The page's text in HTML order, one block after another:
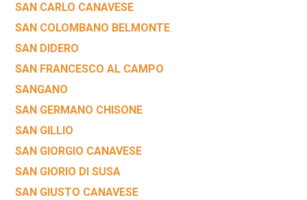
SAN CARLO CANAVESE
SAN COLOMBANO BELMONTE
SAN DIDERO
SAN FRANCESCO AL CAMPO
SANGANO
SAN GERMANO CHISONE
SAN GILLIO
SAN GIORGIO CANAVESE
SAN GIORIO DI SUSA
SAN GIUSTO CANAVESE